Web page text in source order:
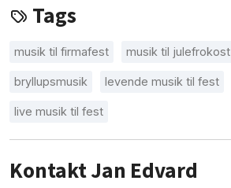
Tags
musik til firmafest musik til julefrokost
bryllupsmusik levende musik til fest
live musik til fest
Kontakt Jan Edvard